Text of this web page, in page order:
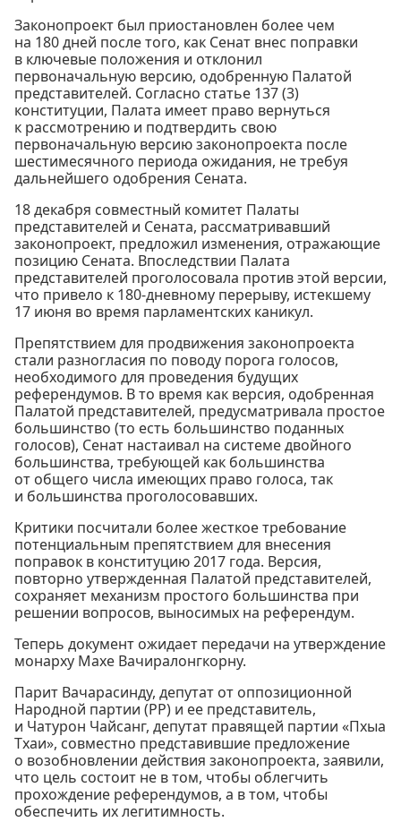
Законопроект был приостановлен более чем
на 180 дней после того, как Сенат внес поправки
в ключевые положения и отклонил
первоначальную версию, одобренную Палатой
представителей. Согласно статье 137 (3)
конституции, Палата имеет право вернуться
к рассмотрению и подтвердить свою
первоначальную версию законопроекта после
шестимесячного периода ожидания, не требуя
дальнейшего одобрения Сената.
18 декабря совместный комитет Палаты
представителей и Сената, рассматривавший
законопроект, предложил изменения, отражающие
позицию Сената. Впоследствии Палата
представителей проголосовала против этой версии,
что привело к 180-дневному перерыву, истекшему
17 июня во время парламентских каникул.
Препятствием для продвижения законопроекта
стали разногласия по поводу порога голосов,
необходимого для проведения будущих
референдумов. В то время как версия, одобренная
Палатой представителей, предусматривала простое
большинство (то есть большинство поданных
голосов), Сенат настаивал на системе двойного
большинства, требующей как большинства
от общего числа имеющих право голоса, так
и большинства проголосовавших.
Критики посчитали более жесткое требование
потенциальным препятствием для внесения
поправок в конституцию 2017 года. Версия,
повторно утвержденная Палатой представителей,
сохраняет механизм простого большинства при
решении вопросов, выносимых на референдум.
Теперь документ ожидает передачи на утверждение
монарху Махе Вачиралонгкорну.
Парит Вачарасинду, депутат от оппозиционной
Народной партии (PP) и ее представитель,
и Чатурон Чайсанг, депутат правящей партии «Пхыа
Тхаи», совместно представившие предложение
о возобновлении действия законопроекта, заявили,
что цель состоит не в том, чтобы облегчить
прохождение референдумов, а в том, чтобы
обеспечить их легитимность.